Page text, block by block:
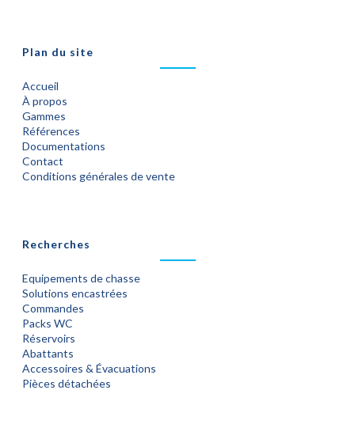
Plan du site
Accueil
À propos
Gammes
Références
Documentations
Contact
Conditions générales de vente
Recherches
Equipements de chasse
Solutions encastrées
Commandes
Packs WC
Réservoirs
Abattants
Accessoires & Évacuations
Pièces détachées